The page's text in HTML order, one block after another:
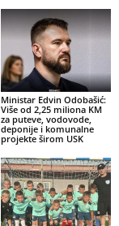
Ministar Edvin Odobašić:
Više od 2,25 miliona KM
za puteve, vodovode,
deponije i komunalne
projekte širom USK